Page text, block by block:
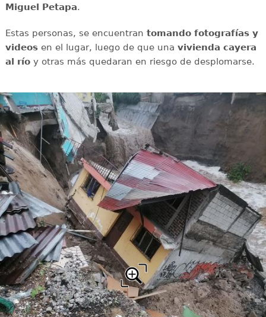
Miguel Petapa.
Estas personas, se encuentran tomando fotografías y
videosen el lugar, luego de que una vivienda cayera
al ríoy otras más quedaran en riesgo de desplomarse.